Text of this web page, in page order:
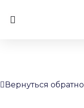
Вернуться обратно